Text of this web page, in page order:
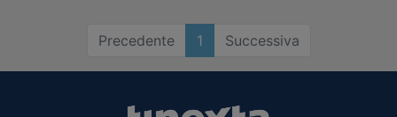
Precedente 1 Successiva